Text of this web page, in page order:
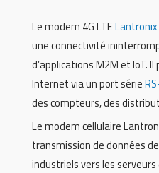
Le modem 4G LTELantronix
une connectivité
d’applications M2M et IoT.
Internet via un port série
des compteurs, des
Le modem cellulaire
transmission de données
industriels vers les